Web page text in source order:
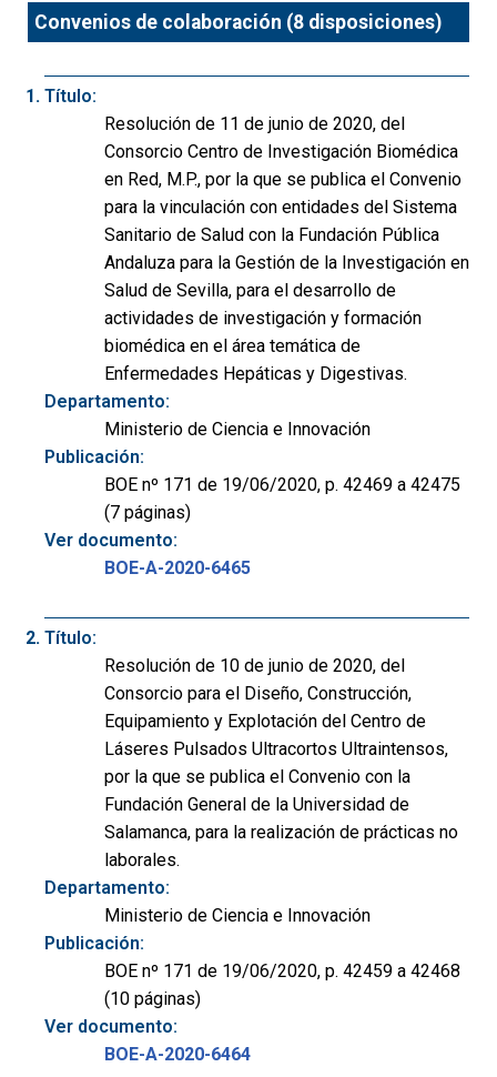
Convenios de colaboración (8 disposiciones)
Título:
Resolución de 11 de junio de 2020, del
Consorcio Centro de Investigación Biomédica
en Red, M.P., por la que se publica el Convenio
para la vinculación con entidades del Sistema
Sanitario de Salud con la Fundación Pública
Andaluza para la Gestión de la Investigación en
Salud de Sevilla, para el desarrollo de
actividades de investigación y formación
biomédica en el área temática de
Enfermedades Hepáticas y Digestivas.
Departamento:
Ministerio de Ciencia e Innovación
Publicación:
BOE nº 171 de 19/06/2020, p. 42469 a 42475
(7 páginas)
Ver documento:
BOE-A-2020-6465
Título:
Resolución de 10 de junio de 2020, del
Consorcio para el Diseño, Construcción,
Equipamiento y Explotación del Centro de
Láseres Pulsados Ultracortos Ultraintensos,
por la que se publica el Convenio con la
Fundación General de la Universidad de
Salamanca, para la realización de prácticas no
laborales.
Departamento:
Ministerio de Ciencia e Innovación
Publicación:
BOE nº 171 de 19/06/2020, p. 42459 a 42468
(10 páginas)
Ver documento:
BOE-A-2020-6464